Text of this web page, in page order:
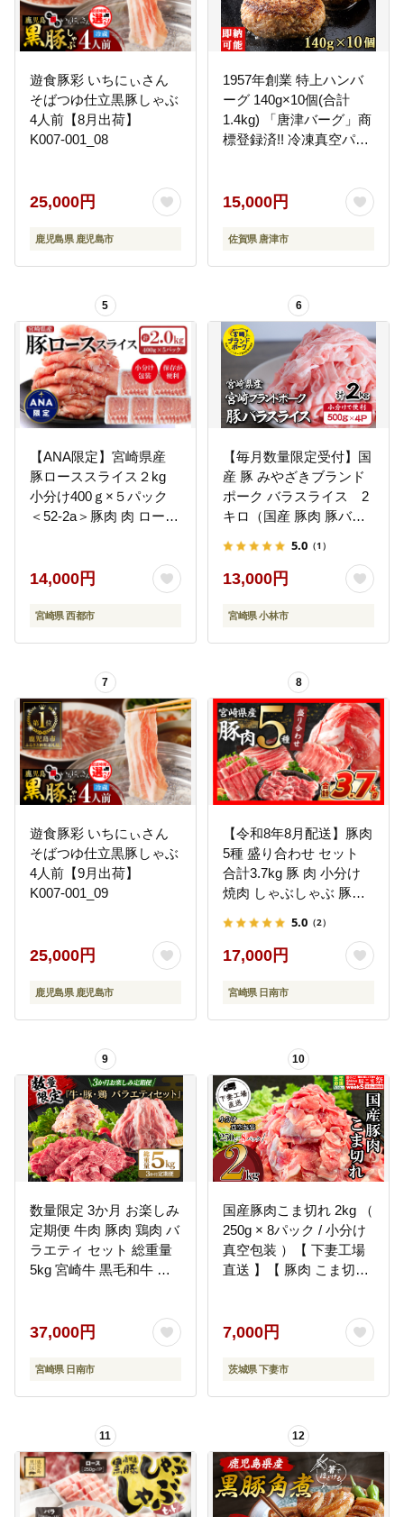
遊食豚彩 いちにぃさん
そばつゆ仕立黒豚しゃぶ
4人前【8月出荷】
K007-001_08
25,000円
鹿児島県 鹿児島市
1957年創業 特上ハンバ
ーグ 140g×10個(合計
1.4kg) 「唐津バーグ」商
標登録済!! 冷凍真空パッ
15,000円
佐賀県 唐津市
5
【ANA限定】宮崎県産
豚ローススライス２kg
小分け400ｇ×５パック
＜52-2a＞豚肉 肉 ロース
すき焼き
14,000円
宮崎県 西都市
6
【毎月数量限定受付】国
産 豚 みやざきブランド
ポーク バラスライス 2
キロ（国産 豚肉 豚バラ
ス 限定 小分け 宮崎 冷
凍）
5.0 （1）
13,000円
宮崎県 小林市
7
遊食豚彩 いちにぃさん
そばつゆ仕立黒豚しゃぶ
4人前【9月出荷】
K007-001_09
25,000円
鹿児島県 鹿児島市
8
【令和8年8月配送】豚肉
5種 盛り合わせ セット
合計3.7kg 豚 肉 小分け
焼肉 しゃぶしゃぶ 豚バ
スライス 宮崎県産 国産
食品 豚丼 豚しゃぶ おか
ず 小間切れ 真空パック
食べ比べ おすすめ 料理
_CB119-26-08
5.0 （2）
17,000円
宮崎県 日南市
9
数量限定 3か月 お楽しみ
定期便 牛肉 豚肉 鶏肉 バ
ラエティ セット 総重量
5kg 宮崎牛 黒毛和牛 国
落とし 切身 焼肉 からあ
げ お取り寄せ グルメ 小
分け 真空パック おすそ
37,000円
宮崎県 日南市
10
国産豚肉こま切れ 2kg （
250g × 8パック / 小分け
真空包装 ）【 下妻工場
直送 】【 豚肉 こま切れ
産豚 マルリン】
7,000円
茨城県 下妻市
11 12